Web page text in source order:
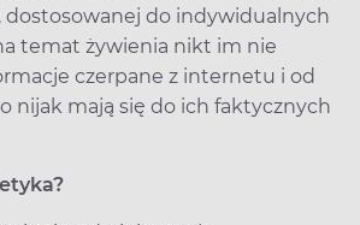
dostosowanej do indywidualnych
temat żywienia nikt im nie
czerpane z internetu i od
nijak mają się do ich faktycznych